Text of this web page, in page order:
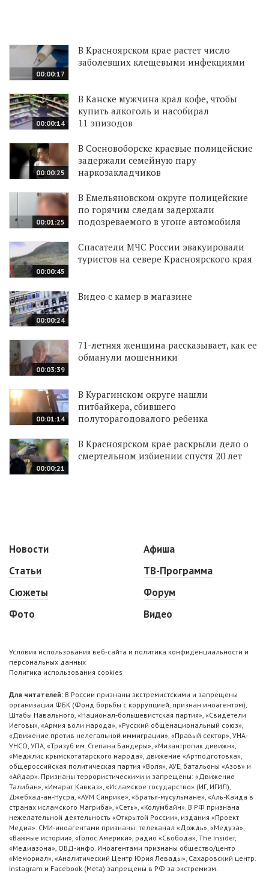
00:00:17
В Красноярском крае растет число
заболевших клещевыми инфекциями
00:00:14
В Канске мужчина крал кофе, чтобы
купить алкоголь и насобирал
11 эпизодов
00:00:25
В Сосновоборске краевые полицейские
задержали семейную пару
наркозакладчиков
00:01:25
В Емельяновском округе полицейские
по горячим следам задержали
подозреваемого в угоне автомобиля
00:00:45
Спасатели МЧС России эвакуировали
туристов на севере Красноярского края
00:00:24
Видео с камер в магазине
00:03:39
71-летняя женщина рассказывает, как ее
обманули мошенники
00:01:14
В Курагинском округе нашли
питбайкера, сбившего
полуторагодовалого ребенка
00:00:21
В Красноярском крае раскрыли дело о
смертельном избиении спустя 20 лет
Новости
Статьи
Сюжеты
Фото
Афиша
ТВ-Программа
Форум
Видео
Условия использования веб-сайта и политика конфиденциальности и
персональных данных
Политика использования cookies
Для читателей: В России признаны экстремистскими и запрещены
организации ФБК (Фонд борьбы с коррупцией, признан иноагентом),
Штабы Навального, «Национал-большевистская партия», «Свидетели
Иеговы», «Армия воли народа», «Русский общенациональный союз»,
«Движение против нелегальной иммиграции», «Правый сектор», УНА-
УНСО, УПА, «Тризуб им. Степана Бандеры», «Мизантропик дивижн»,
«Меджлис крымскотатарского народа», движение «Артподготовка»,
общероссийская политическая партия «Воля», АУЕ, батальоны «Азов» и
«Айдар». Признаны террористическими и запрещены: «Движение
Талибан», «Имарат Кавказ», «Исламское государство» (ИГ, ИГИЛ),
Джебхад-ан-Нусра, «АУМ Синрике», «Братья-мусульмане», «Аль-Каида в
странах исламского Магриба», «Сеть», «Колумбайн». В РФ признана
нежелательной деятельность «Открытой России», издания «Проект
Медиа». СМИ-иноагентами признаны: телеканал «Дождь», «Медуза»,
«Важные истории», «Голос Америки», радио «Свобода», The Insider,
«Медиазона», ОВД-инфо. Иноагентами признаны общество/центр
«Мемориал», «Аналитический Центр Юрия Левады», Сахаровский центр.
Instagram и Facebook (Metа) запрещены в РФ за экстремизм.